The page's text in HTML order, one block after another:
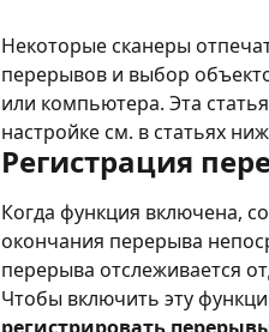
Некоторые сканеры
перерывов и выбор
или компьютера. Эта
настройке см. в статьях
Регистрация
Когда функция включена,
окончания перерыва
перерыва отслеживается
Чтобы включить эту